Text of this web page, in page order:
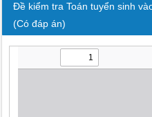
Đề kiểm tra Toán tuyển sinh
(Có đáp án)